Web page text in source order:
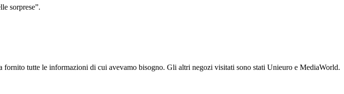
sorprese”.
tutte le informazioni di cui avevamo bisogno. Gli altri negozi visitati sono stati Unieuro e MediaWorld.